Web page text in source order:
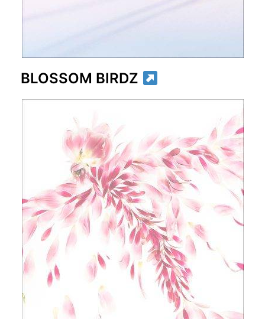
BLOSSOM BIRDZ